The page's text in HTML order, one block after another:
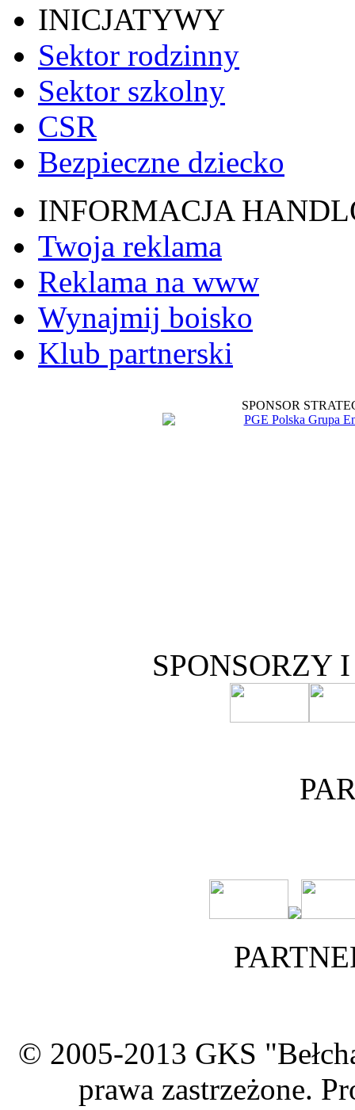
INICJATYWY
Sektor rodzinny
Sektor szkolny
CSR
Bezpieczne dziecko
INFORMACJA
Twoja reklama
Reklama na www
Wynajmij boisko
Klub partnerski
SPONSOR
SPONSORZY
© 2005-2013 GKS
prawa zastrzeżone.